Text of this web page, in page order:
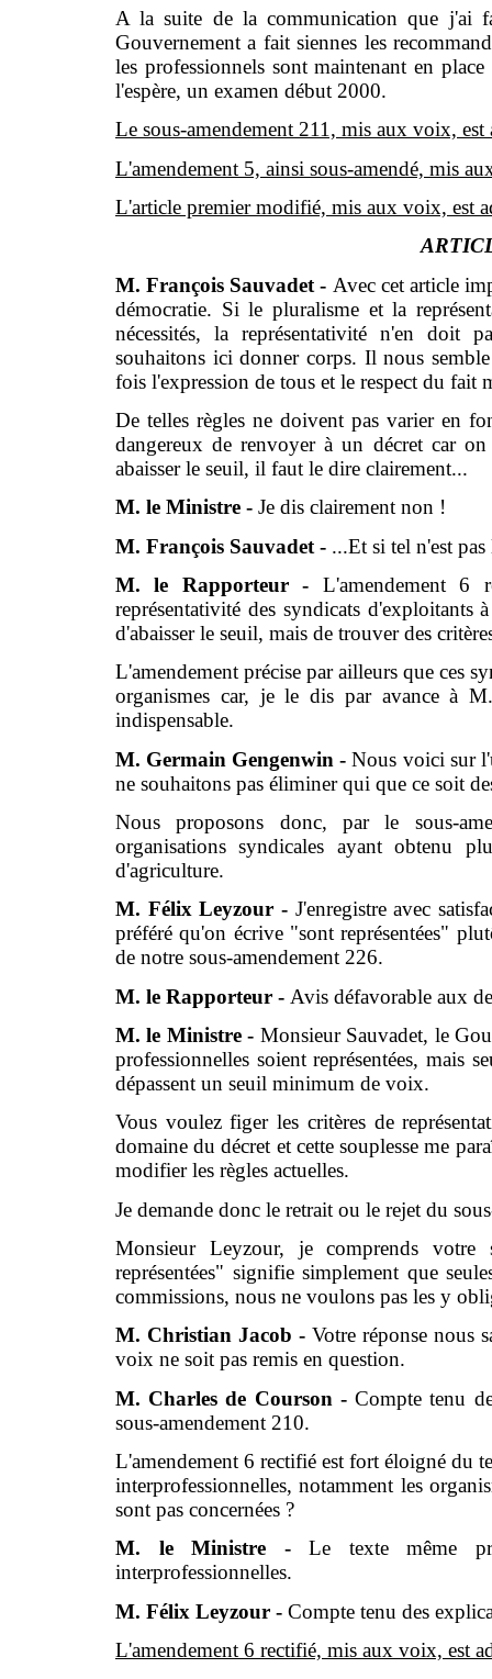
A la suite de la communication que j'ai
Gouvernement a fait siennes les
les professionnels sont maintenant en
l'espère, un examen début 2000.
Le sous-amendement 211, mis aux voix, est
L'amendement 5, ainsi sous-amendé, mis
L'article premier modifié, mis aux voix, est
M. François Sauvadet - Avec cet article
démocratie. Si le pluralisme et la
nécessités, la représentativité n'en doit
souhaitons ici donner corps. Il nous
fois l'expression de tous et le respect du fait
De telles règles ne doivent pas varier en
dangereux de renvoyer à un décret car
abaisser le seuil, il faut le dire clairement...
M. le Ministre - Je dis clairement non !
M. François Sauvadet - ...Et si tel n'est
M. le Rapporteur - L'amendement 6
représentativité des syndicats
d'abaisser le seuil, mais de trouver des
L'amendement précise par ailleurs que ces
organismes car, je le dis par avance à
indispensable.
M. Germain Gengenwin -Nous voici sur
ne souhaitons pas éliminer qui que ce soit
Nous proposons donc, par le sous-
organisations syndicales ayant obtenu
d'agriculture.
M. Félix Leyzour - J'enregistre avec
préféré qu'on écrive "sont représentées"
de notre sous-amendement 226.
M. le Rapporteur - Avis défavorable aux
M. le Ministre - Monsieur Sauvadet, le
professionnelles soient représentées, mais
dépassent un seuil minimum de voix.
Vous voulez figer les critères de
domaine du décret et cette souplesse me
modifier les règles actuelles.
Je demande donc le retrait ou le rejet du
Monsieur Leyzour, je comprends
représentées" signifie simplement que
commissions, nous ne voulons pas les y
M. Christian Jacob -Votre réponse nous
voix ne soit pas remis en question.
M. Charles de Courson -Compte tenu
sous-amendement 210.
L'amendement 6 rectifié est fort éloigné du
interprofessionnelles, notamment les
sont pas concernées ?
M. le Ministre -Le texte même
interprofessionnelles.
M. Félix Leyzour - Compte tenu des
L'amendement 6 rectifié, mis aux voix, est